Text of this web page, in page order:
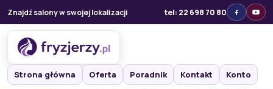
Znajdź salony w swojej lokalizacji tel: 22 698 70 80
Strona główna Oferta Poradnik Kontakt Konto